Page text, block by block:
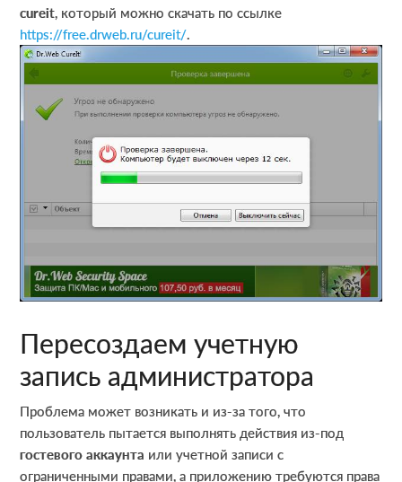
cureit, который можно скачать по ссылке
https://free.drweb.ru/cureit/.
Пересоздаем учетную
запись администратора
Проблема может возникать и из-за того, что
пользователь пытается выполнять действия из-под
гостевого аккаунта или учетной записи с
ограниченными правами, а приложению требуются права